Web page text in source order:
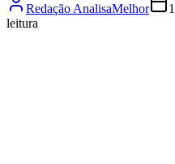
Redação AnalisaMelhor
leitura